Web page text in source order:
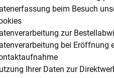
beim Besuch
zur
bei Eröffnung
Ihrer Daten zur